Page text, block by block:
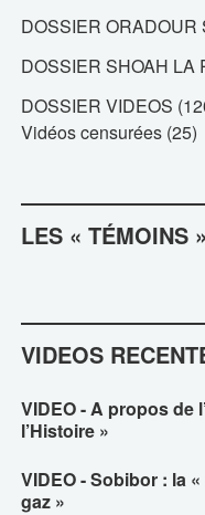
DOSSIER ORADOUR
DOSSIER SHOAH LA
DOSSIER VIDEOS
Vidéos censurées(25)
LES « TÉMOINS
VIDEOS
VIDEO - A propos de
l’Histoire »
VIDEO - Sobibor : la
gaz »